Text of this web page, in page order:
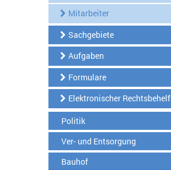
Mitarbeiter
Sachgebiete
Aufgaben
Formulare
Elektronischer Rechtsbehelf
Politik
Ver- und Entsorgung
Bauhof